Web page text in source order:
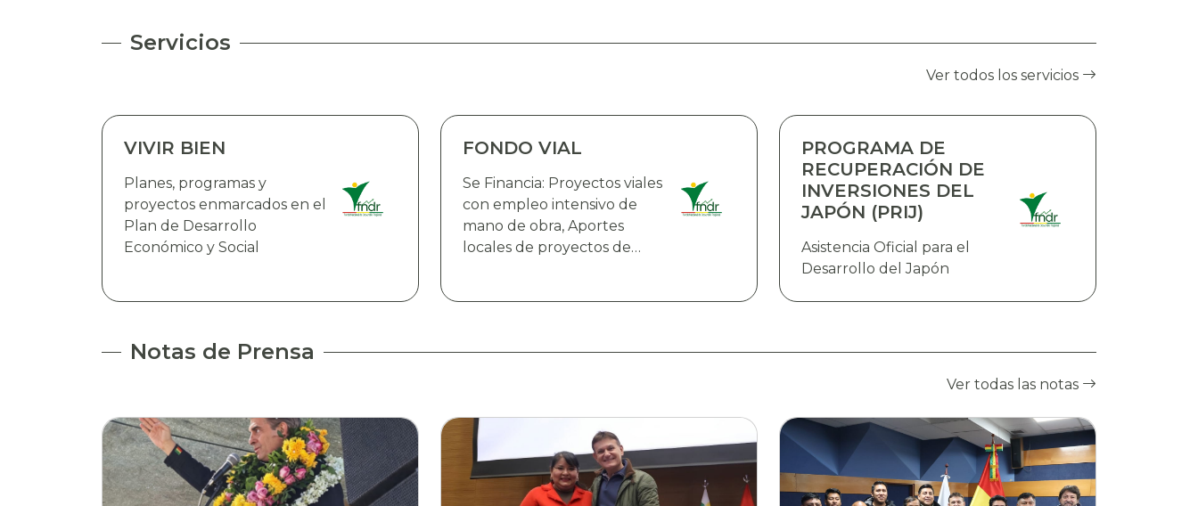
Servicios
Ver todos los servicios
VIVIR BIEN
Planes, programas y
proyectos enmarcados en el
Plan de Desarrollo
Económico y Social
FONDO VIAL
Se Financia: Proyectos viales
con empleo intensivo de
mano de obra, Aportes
locales de proyectos de
externo,Proyectos de
Infraestructura
aeroportuaria y
equipamiento, Adquisición
de bienes
PROGRAMA DE
RECUPERACIÓN DE
INVERSIONES DEL
JAPÓN (PRIJ)
Asistencia Oficial para el
Desarrollo del Japón
Notas de Prensa
Ver todas las notas